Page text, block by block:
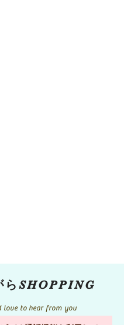
らSHOPPING
love to hear from you